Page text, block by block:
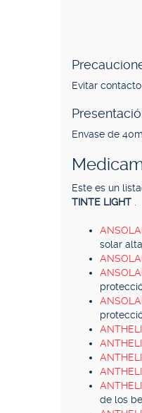
Evitar
Envase de
Este es un
TINTE LIGHT
solar
de los